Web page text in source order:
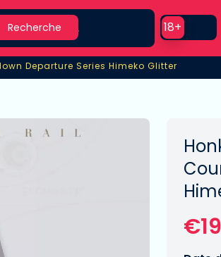
Recherche
Use setting
18+
Departure Series Himeko Glitter
Departure Series Himeko Glitter